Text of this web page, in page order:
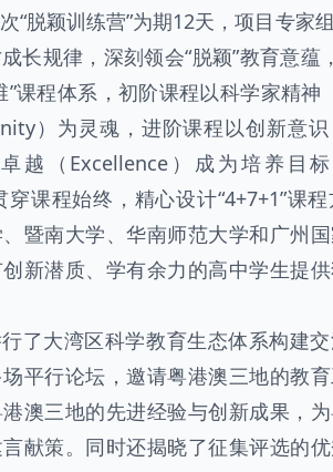
“脱颖训练营”为期12天，项目专家
长规律，深刻领会“脱颖”教育意蕴
课程体系，初阶课程以科学家精神
）为灵魂，进阶课程以创新意
越（Excellence）成为培养目
穿课程始终，精心设计“4+7+1”课
暨南大学、华南师范大学和广州
新潜质、学有余力的高中学生提
了大湾区科学教育生态体系构建
平行论坛，邀请粤港澳三地的教育
澳三地的先进经验与创新成果，
献策。同时还揭晓了征集评选的